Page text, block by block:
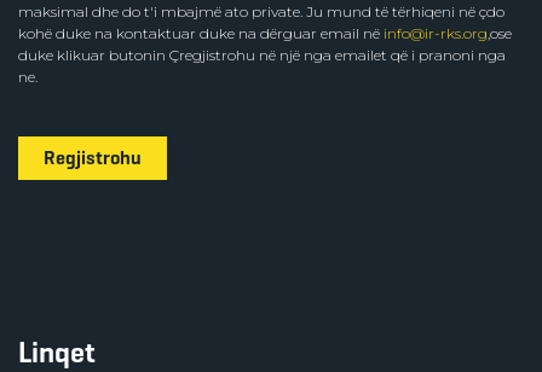
maksimal dhe do t'i mbajmë ato private. Ju mund të tërhiqeni në çdo
kohë duke na kontaktuar duke na dërguar email në info@ir-rks.org,ose
duke klikuar butonin Çregjistrohu në një nga emailet që i pranoni nga
ne.
Regjistrohu
Linqet